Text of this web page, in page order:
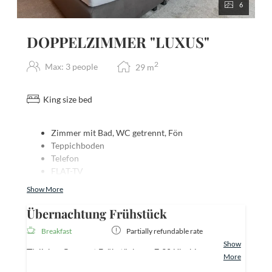
6
DOPPELZIMMER "LUXUS"
Max: 3 people 29 m2
King size bed
Zimmer mit Bad, WC getrennt, Fön
Teppichboden
Telefon
FLAT-TV
Safe
Balkon seitlicher Panoramablick
Mini-Bar
Teppichboden
Granderwasser
Show More
Übernachtung Frühstück
Breakfast Partially refundable rate
Tägliches Gourmet Frühstück von 7:30 Uhr bis
Show
More